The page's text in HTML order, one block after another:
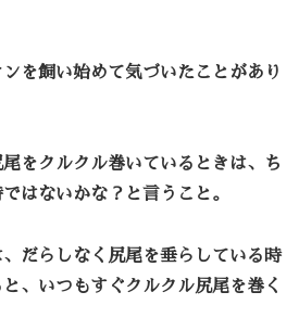
を飼い始めて気づいたことがあり
をクルクル巻いているときは、ち
はないかな？と言うこと。
だらしなく尻尾を垂らしている時
、いつもすぐクルクル尻尾を巻く